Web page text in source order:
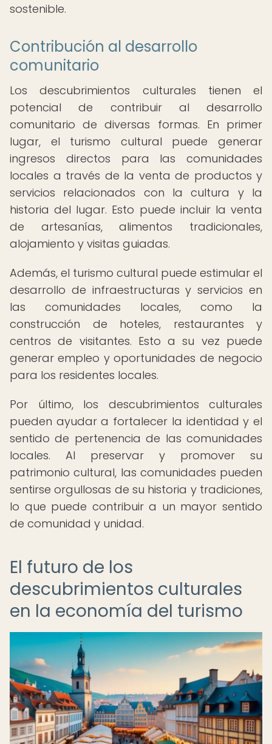
sostenible.
Contribución al desarrollo
comunitario
Los descubrimientos culturales tienen el
potencial de contribuir al desarrollo
comunitario de diversas formas. En primer
lugar, el turismo cultural puede generar
ingresos directos para las comunidades
locales a través de la venta de productos y
servicios relacionados con la cultura y la
historia del lugar. Esto puede incluir la venta
de artesanías, alimentos tradicionales,
alojamiento y visitas guiadas.
Además, el turismo cultural puede estimular el
desarrollo de infraestructuras y servicios en
las comunidades locales, como la
construcción de hoteles, restaurantes y
centros de visitantes. Esto a su vez puede
generar empleo y oportunidades de negocio
para los residentes locales.
Por último, los descubrimientos culturales
pueden ayudar a fortalecer la identidad y el
sentido de pertenencia de las comunidades
locales. Al preservar y promover su
patrimonio cultural, las comunidades pueden
sentirse orgullosas de su historia y tradiciones,
lo que puede contribuir a un mayor sentido
de comunidad y unidad.
El futuro de los
descubrimientos culturales
en la economía del turismo